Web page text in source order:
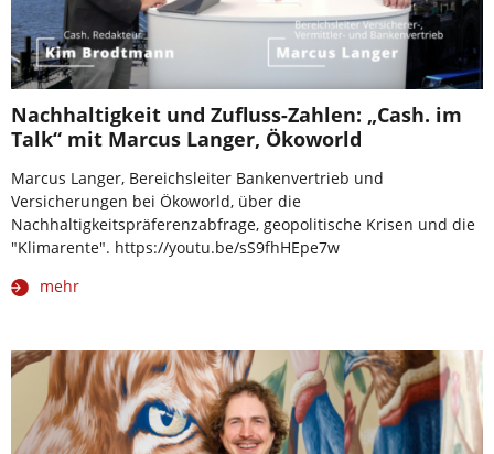
Nachhaltigkeit und Zufluss-Zahlen: „Cash. im
Talk“ mit Marcus Langer, Ökoworld
Marcus Langer, Bereichsleiter Bankenvertrieb und
Versicherungen bei Ökoworld, über die
Nachhaltigkeitspräferenzabfrage, geopolitische Krisen und die
"Klimarente". https://youtu.be/sS9fhHEpe7w
mehr